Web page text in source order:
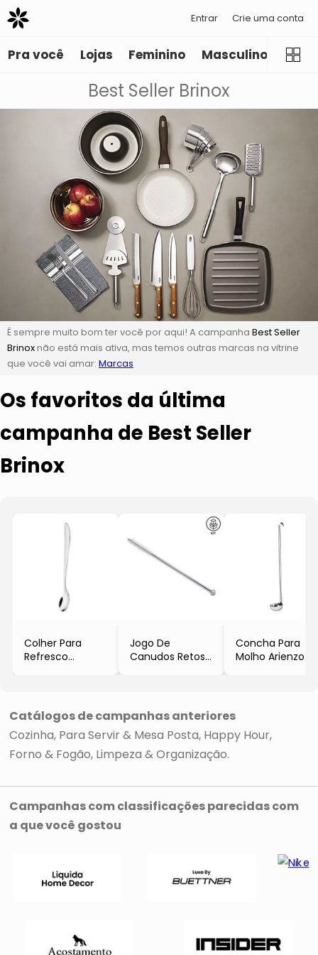
Entrar Crie uma conta
Pra você Lojas Feminino Masculino
Best Seller Brinox
É sempre muito bom ter você por aqui! A campanha Best Seller
Brinoxnão está mais ativa, mas temos outras marcas na vitrine
que você vai amar: Marcas
Os favoritos da última
campanha de Best Seller
Brinox
Colher Para
Refresco
- Brinox
Jogo De
Canudos Retos
- 3Pçs
- Brinox
Concha Para
Molho Arienzo
Catálogos de campanhas anteriores
Cozinha Para Servir & Mesa Posta Happy Hour
Forno & Fogão Limpeza & Organização
Campanhas com classificações parecidas com
a que você gostou